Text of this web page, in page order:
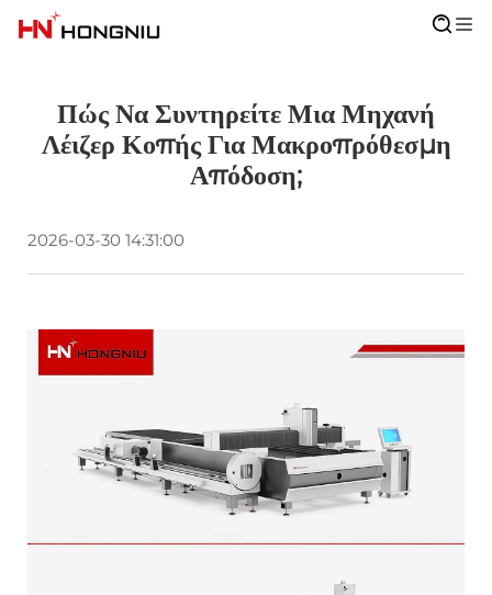
Πώς Να Συντηρείτε Μια Μηχανή
Λέιζερ Κοπής Για Μακροπρόθεσμη
Απόδοση;
2026-03-30 14:31:00